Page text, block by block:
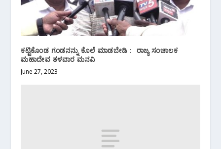
ಕಟ್ಟಿಕೊಂಡ ಗಂಡನನ್ನು ಕೊಲೆ ಮಾಡಬೇಡಿ : ರಾಜ್ಯ ಸಂಚಾಲಕ
ಮಹಾದೇವ ತಳವಾರ ಮನವಿ
June 27, 2023